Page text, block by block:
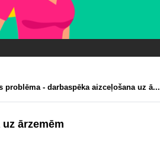
problēma - darbaspēka aizceļošana uz ā...
ārzemēm